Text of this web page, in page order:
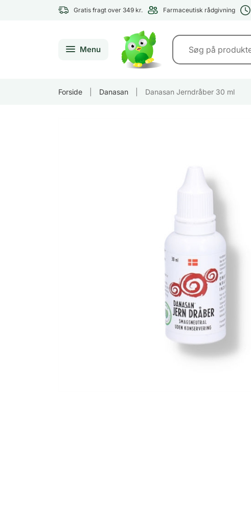
Gratis fragt over 349 kr. Farmaceutisk rådgivning
Menu
Forside Danasan Danasan Jerndråber 30 ml